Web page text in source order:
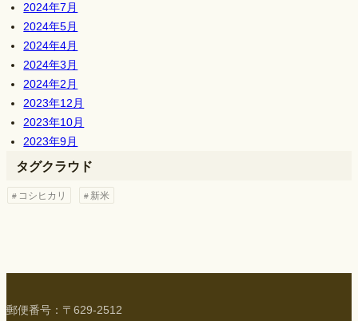
2024年7月
2024年5月
2024年4月
2024年3月
2024年2月
2023年12月
2023年10月
2023年9月
タグクラウド
コシヒカリ 新米
郵便番号：〒629-2512